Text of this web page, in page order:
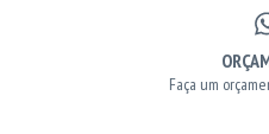
Faça um